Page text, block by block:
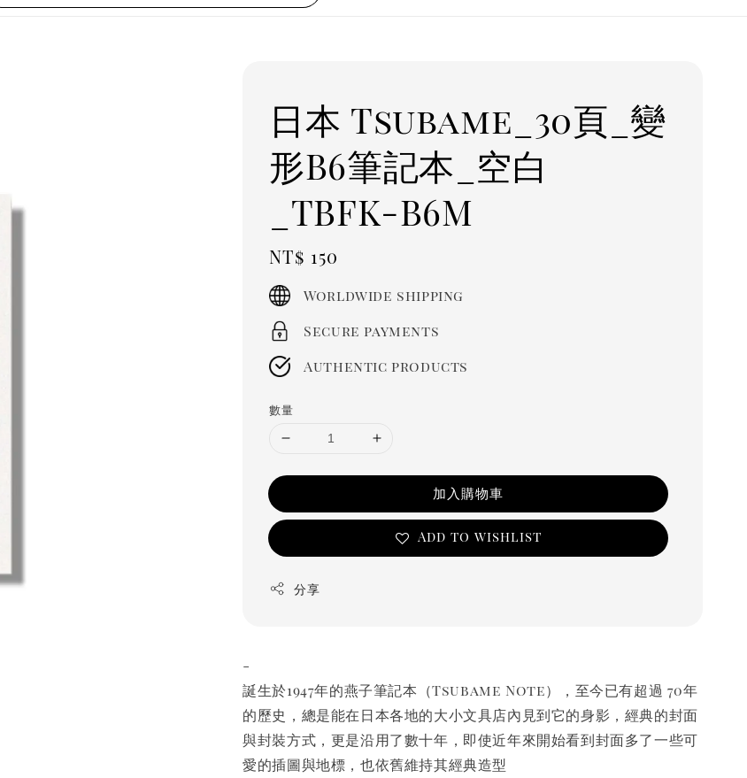
日本 Tsubame_30頁_變
形B6筆記本_空白
_TBFK-B6M
Regular
price
NT$ 150
Worldwide shipping
Secure payments
Authentic products
數量
加入購物車
Add to wishlist
分享
-
誕生於1947年的燕子筆記本（Tsubame Note），至今已有超過 70年
的歷史，總是能在日本各地的大小文具店內見到它的身影，經典的封面
與封裝方式，更是沿用了數十年，即使近年來開始看到封面多了一些可
愛的插圖與地標，也依舊維持其經典造型